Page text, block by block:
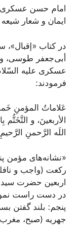
امام حسن عسکری
ایمان و شعار
در کتاب
أبی‌جعفر طوسی،
عسکری علیه
فرمودند:
عَلاماتُ المؤمنِ
الأربعینَ، و
اللَه الرَّحمنِ الرَّحیمِ
«نشانه‌های مؤمن
رکعت (واجب و
اربعین حضرت سید
در دست راست
پنجم: بلند گفتن
جهریه (صبح،